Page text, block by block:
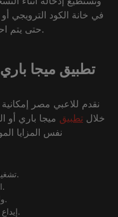
في خانة الكود الترويجي
حتى يتم احتساب العرض الإضافي على حسابك.
تطبيق ميجا
نقدم للاعبي مصر
خلال تطبيق ميجا باري
نفس المزايا
تشغيل فورشن باجز بسرعة من أي مكان.
استلام إشعارات بالعروض والتحديثات.
واجهة عربية خفيفة على باقة الموبايل.
إيداع وسحب عبر محافظ الموبايل بسهولة.